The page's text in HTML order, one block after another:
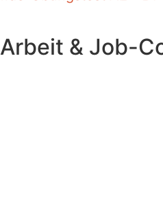
Arbeit & Job-